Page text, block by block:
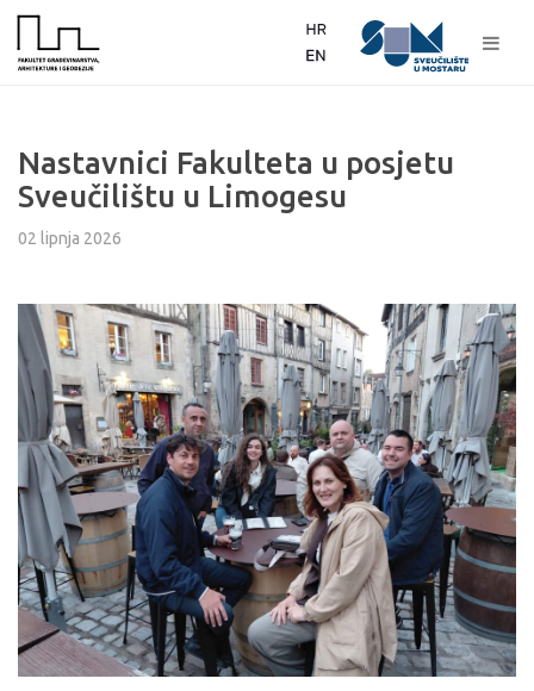
Nastavnici Fakulteta u posjetu
Sveučilištu u Limogesu
02 lipnja 2026